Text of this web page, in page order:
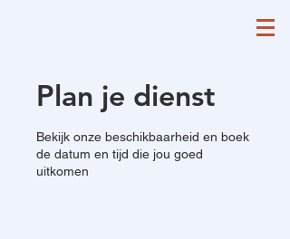
Plan je dienst
Bekijk onze beschikbaarheid en boek
de datum en tijd die jou goed
uitkomen